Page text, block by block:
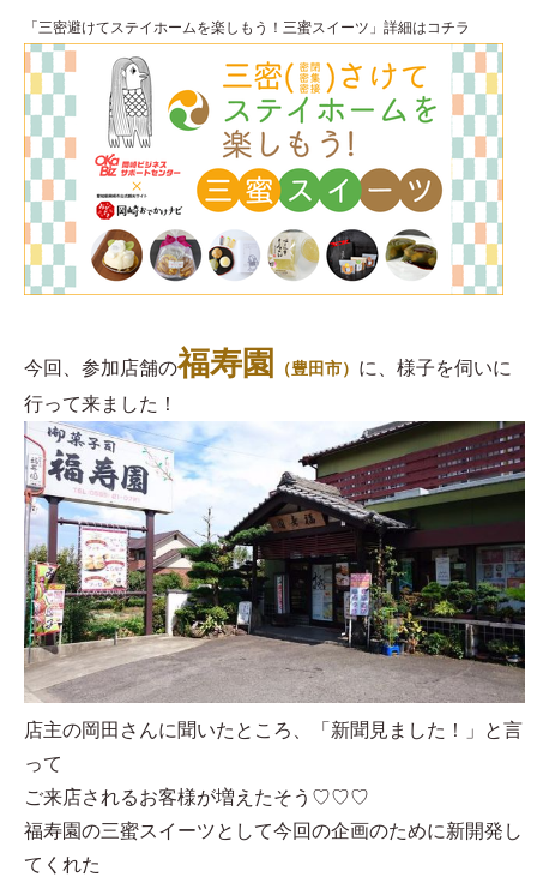
「三密避けてステイホームを楽しもう！三蜜スイーツ」詳細はコチラ
今回、参加店舗の福寿園 （豊田市） に、様子を伺いに
行って来ました！
店主の岡田さんに聞いたところ、「新聞見ました！」と言
って
ご来店されるお客様が増えたそう♡♡♡
福寿園の三蜜スイーツとして今回の企画のために新開発し
てくれた